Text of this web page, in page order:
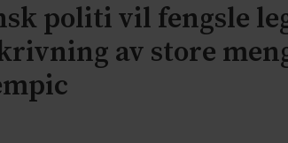
politi vil fengsle
av store